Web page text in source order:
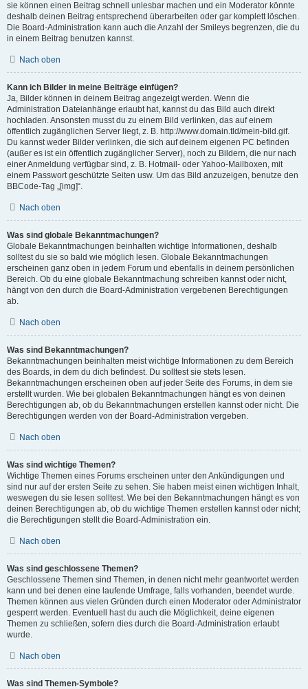
sie können einen Beitrag schnell unlesbar machen und ein Moderator könnte
deshalb deinen Beitrag entsprechend überarbeiten oder gar komplett löschen.
Die Board-Administration kann auch die Anzahl der Smileys begrenzen, die du
in einem Beitrag benutzen kannst.
Nach oben
Kann ich Bilder in meine Beiträge einfügen?
Ja, Bilder können in deinem Beitrag angezeigt werden. Wenn die
Administration Dateianhänge erlaubt hat, kannst du das Bild auch direkt
hochladen. Ansonsten musst du zu einem Bild verlinken, das auf einem
öffentlich zugänglichen Server liegt, z. B. http://www.domain.tld/mein-bild.gif.
Du kannst weder Bilder verlinken, die sich auf deinem eigenen PC befinden
(außer es ist ein öffentlich zugänglicher Server), noch zu Bildern, die nur nach
einer Anmeldung verfügbar sind, z. B. Hotmail- oder Yahoo-Mailboxen, mit
einem Passwort geschützte Seiten usw. Um das Bild anzuzeigen, benutze den
BBCode-Tag „[img]“.
Nach oben
Was sind globale Bekanntmachungen?
Globale Bekanntmachungen beinhalten wichtige Informationen, deshalb
solltest du sie so bald wie möglich lesen. Globale Bekanntmachungen
erscheinen ganz oben in jedem Forum und ebenfalls in deinem persönlichen
Bereich. Ob du eine globale Bekanntmachung schreiben kannst oder nicht,
hängt von den durch die Board-Administration vergebenen Berechtigungen
ab.
Nach oben
Was sind Bekanntmachungen?
Bekanntmachungen beinhalten meist wichtige Informationen zu dem Bereich
des Boards, in dem du dich befindest. Du solltest sie stets lesen.
Bekanntmachungen erscheinen oben auf jeder Seite des Forums, in dem sie
erstellt wurden. Wie bei globalen Bekanntmachungen hängt es von deinen
Berechtigungen ab, ob du Bekanntmachungen erstellen kannst oder nicht. Die
Berechtigungen werden von der Board-Administration vergeben.
Nach oben
Was sind wichtige Themen?
Wichtige Themen eines Forums erscheinen unter den Ankündigungen und
sind nur auf der ersten Seite zu sehen. Sie haben meist einen wichtigen Inhalt,
weswegen du sie lesen solltest. Wie bei den Bekanntmachungen hängt es von
deinen Berechtigungen ab, ob du wichtige Themen erstellen kannst oder nicht;
die Berechtigungen stellt die Board-Administration ein.
Nach oben
Was sind geschlossene Themen?
Geschlossene Themen sind Themen, in denen nicht mehr geantwortet werden
kann und bei denen eine laufende Umfrage, falls vorhanden, beendet wurde.
Themen können aus vielen Gründen durch einen Moderator oder Administrator
gesperrt werden. Eventuell hast du auch die Möglichkeit, deine eigenen
Themen zu schließen, sofern dies durch die Board-Administration erlaubt
wurde.
Nach oben
Was sind Themen-Symbole?